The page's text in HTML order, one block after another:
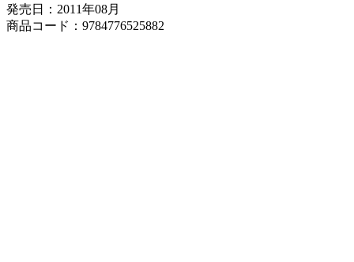
発売日：2011年08月
商品コード：9784776525882